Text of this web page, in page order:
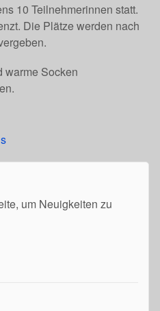
10 Teilnehmerinnen statt.
Die Plätze werden nach
warme Socken
um Neuigkeiten zu